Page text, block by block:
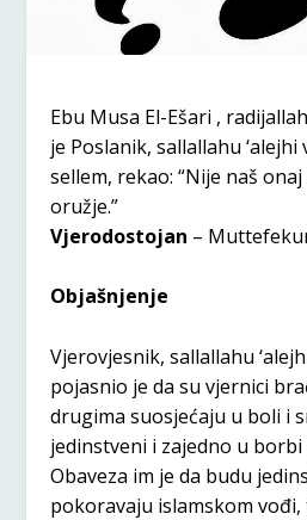
Ebu Musa El-Ešari ,
je Poslanik, sallallahu ‘alejhi
sellem, rekao: “Nije naš
oružje.”
Vjerodostojan –
Objašnjenje
Vjerovjesnik, sallallahu
pojasnio je da su vjernici
drugima suosjećaju u boli i
jedinstveni i zajedno u
Obaveza im je da budu
pokoravaju islamskom